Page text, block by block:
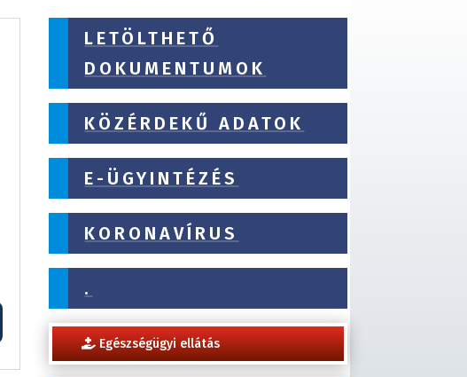
LETÖLTHETŐ
DOKUMENTUMOK
KÖZÉRDEKŰ ADATOK
E-ÜGYINTÉZÉS
KORONAVÍRUS
.
Egészségügyi ellátás